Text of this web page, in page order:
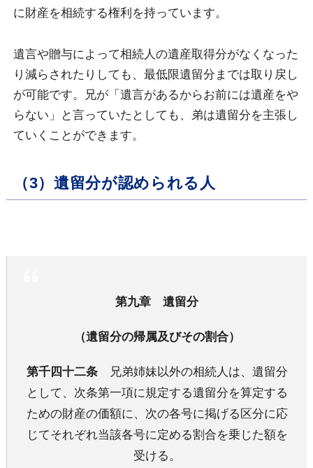
に財産を相続する権利を持っています。
遺言や贈与によって相続人の遺産取得分がなくなった
り減らされたりしても、最低限遺留分までは取り戻し
が可能です。兄が「遺言があるからお前には遺産をや
らない」と言っていたとしても、弟は遺留分を主張し
ていくことができます。
（3）遺留分が認められる人
第九章 遺留分
（遺留分の帰属及びその割合）
第千四十二条兄弟姉妹以外の相続人は、遺留分
として、次条第一項に規定する遺留分を算定する
ための財産の価額に、次の各号に掲げる区分に応
じてそれぞれ当該各号に定める割合を乗じた額を
受ける。